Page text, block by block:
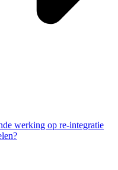
werking op re-integratie